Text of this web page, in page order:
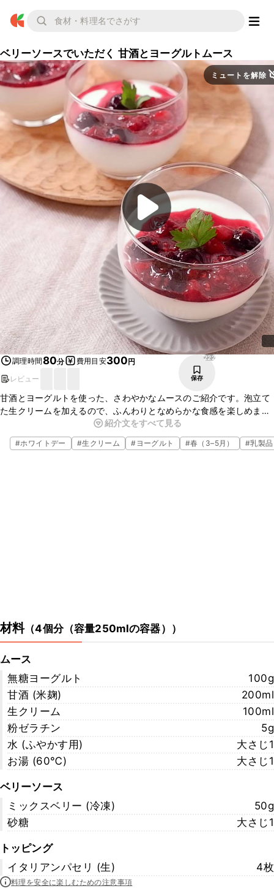
ベリーソースでいただく 甘酒とヨーグルトムース
ミュートを解除
調理時間80分 費用目安300円
レビュー
222
保存
甘酒とヨーグルトを使った、さわやかなムースのご紹介です。泡立て
た生クリームを加えるので、ふんわりとなめらかな食感を楽しめま
す。甘酸っぱいミックスベリーとヨーグルトの酸味が合わさり、さっ
ぱりとおいしくいただけますよ。ぜひお試しくださいね。
紹介文をすべて見る
#ホワイトデー #生クリーム #ヨーグルト #春（3–5月） #乳製品
材料（4個分（容量250mlの容器） ）
ムース
無糖ヨーグルト
100g
甘酒 (米麹)
200ml
生クリーム
100ml
粉ゼラチン
5g
水 (ふやかす用)
大さじ1
お湯 (60℃)
大さじ1
ベリーソース
ミックスベリー (冷凍)
50g
砂糖
大さじ1
トッピング
イタリアンパセリ (生)
4枚
料理を安全に楽しむための注意事項